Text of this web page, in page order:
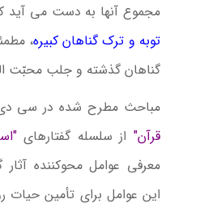
مجموع آن‏ها به دست مى آید
توبه و ترك گناهان كبیره،
گناهان گذشته و جلب محبّت
مباحث مطرح شده در سی
قرآن" از سلسله گفتارهای
معرفی عوامل محوکننده
این عوامل برای تأمین حیات